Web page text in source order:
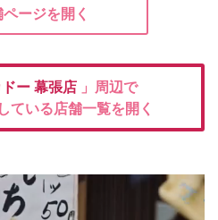
ージを開く
ー 幕張店 」周辺で
ている店舗一覧を開く